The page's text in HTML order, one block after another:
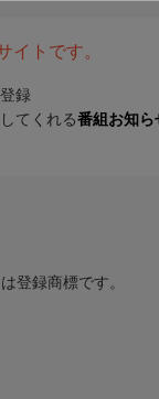
イトです。
録
てくれる番組お知ら
登録商標です。